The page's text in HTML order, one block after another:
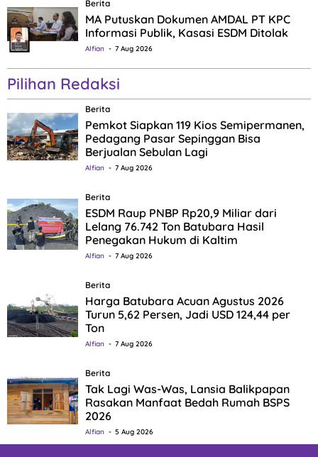
Berita
MA Putuskan Dokumen AMDAL PT KPC
Informasi Publik, Kasasi ESDM Ditolak
Alfian 7 Aug 2026
Pilihan Redaksi
Berita
Pemkot Siapkan 119 Kios Semipermanen,
Pedagang Pasar Sepinggan Bisa
Berjualan Sebulan Lagi
Alfian 7 Aug 2026
Berita
ESDM Raup PNBP Rp20,9 Miliar dari
Lelang 76.742 Ton Batubara Hasil
Penegakan Hukum di Kaltim
Alfian 7 Aug 2026
Berita
Harga Batubara Acuan Agustus 2026
Turun 5,62 Persen, Jadi USD 124,44 per
Ton
Alfian 7 Aug 2026
Berita
Tak Lagi Was-Was, Lansia Balikpapan
Rasakan Manfaat Bedah Rumah BSPS
2026
Alfian 5 Aug 2026